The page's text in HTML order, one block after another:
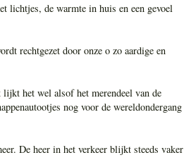
de warmte in huis en een gevoel
rechtgezet door onze o zo aardige en
het wel alsof het merendeel van de
nog voor de wereldondergang
De heer in het verkeer blijkt steeds vaker